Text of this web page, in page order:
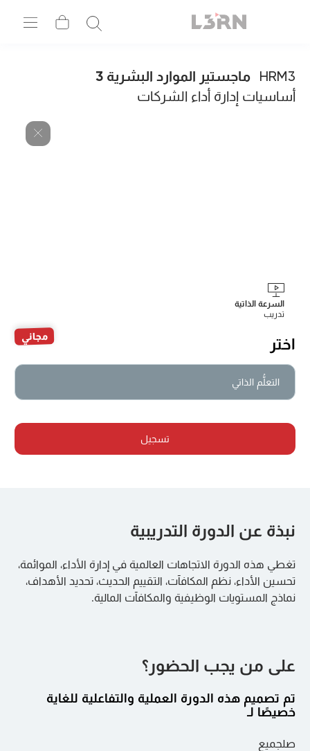
HRM3 ماجستير الموارد البشرية 3
أساسيات إدارة أداء الشركات
السرعة الذاتية
تدريب
اختر مجاني
التعلُّم الذاتي
تسجيل
نبذة عن الدورة التدريبية
تغطي هذه الدورة الاتجاهات العالمية في إدارة الأداء، الموائمة،
تحسين الأداء، نظم المكافآت، التقييم الحديث، تحديد الأهداف،
نماذج المستويات الوظيفية والمكافآت المالية.
على من يجب الحضور؟
تم تصميم هذه الدورة العملية والتفاعلية للغاية
خصيصًا لـ
صلجميع